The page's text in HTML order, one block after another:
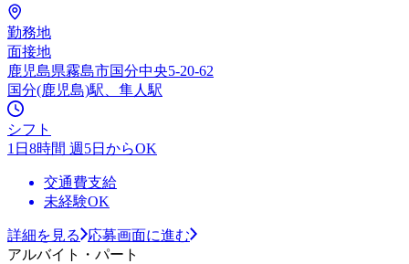
勤務地
面接地
鹿児島県霧島市国分中央5-20-62
国分(鹿児島)駅、隼人駅
シフト
1日8時間 週5日からOK
交通費支給
未経験OK
詳細を見る
応募画面に進む
アルバイト・パート